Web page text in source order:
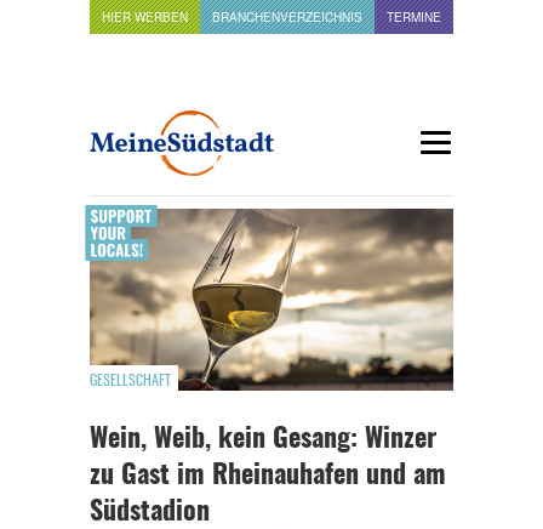
HIER WERBEN BRANCHENVERZEICHNIS TERMINE
GESELLSCHAFT
Wein, Weib, kein Gesang: Winzer
zu Gast im Rheinauhafen und am
Südstadion